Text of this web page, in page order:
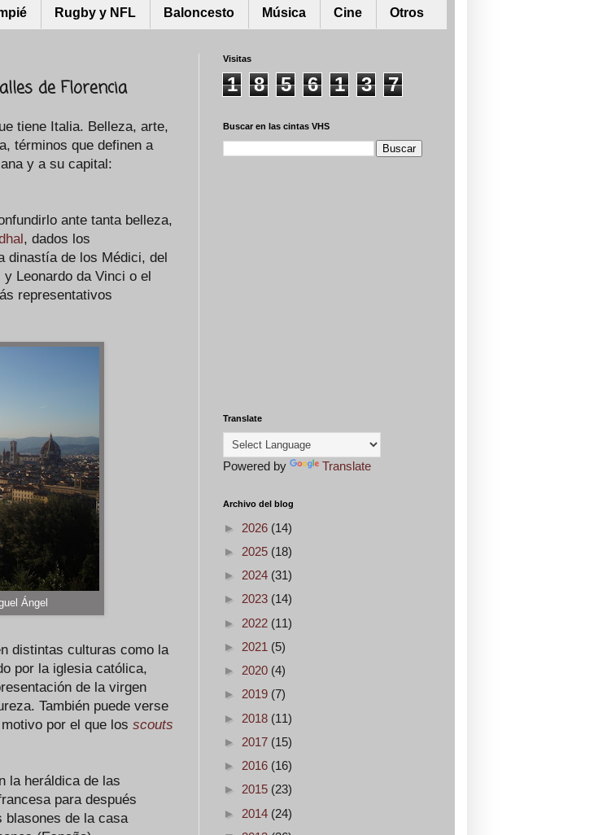
Rugby y NFL Baloncesto Música Cine Otros
de Florencia
tiene Italia. Belleza, arte,
términos que definen a
y a su capital:
ante tanta belleza,
, dados los
dinastía de los Médici, del
Leonardo da Vinci o el
representativos
Ángel
distintas culturas como la
por la iglesia católica,
de la virgen
También puede verse
por el que los scouts
la heráldica de las
para después
blasones de la casa
Visitas
1 8 5 6 1 3 7
Buscar en las cintas VHS
Translate
Powered by Translate
Archivo del blog
► 2026 (14)
► 2025 (18)
► 2024 (31)
► 2023 (14)
► 2022 (11)
► 2021 (5)
► 2020 (4)
► 2019 (7)
► 2018 (11)
► 2017 (15)
► 2016 (16)
► 2015 (23)
► 2014 (24)